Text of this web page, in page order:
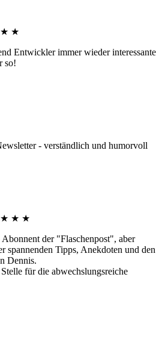
★ ★
Entwickler immer wieder interessante
so!
- verständlich und humorvoll
★ ★ ★
der "Flaschenpost", aber
spannenden Tipps, Anekdoten und den
Dennis.
für die abwechslungsreiche